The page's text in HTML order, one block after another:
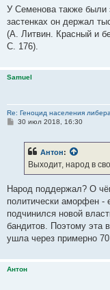
У Семенова также были
застенках он держал
(А. Литвин. Красный и
С. 176).
Samuel
Re: Геноцид населения
С
е
30 июл 2018, 16:30
Антон:
Выходит, народ в
Народ поддержал? О
политически аморфен -
подчинился новой
бандитов. Поэтому эта
ушла через примерно 70
Антон